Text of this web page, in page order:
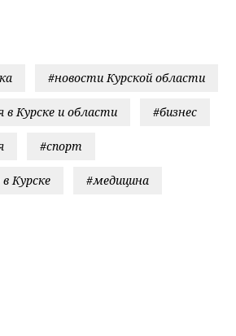
#новости Курской области
в Курске и области #бизнес
#спорт
Курске #медицина